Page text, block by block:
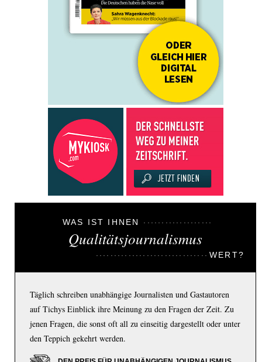
WAS IST IHNEN
Qualitätsjournalismus
WERT?
Täglich schreiben unabhängige Journalisten und Gastautoren
auf Tichys Einblick ihre Meinung zu den Fragen der Zeit. Zu
jenen Fragen, die sonst oft all zu einseitig dargestellt oder unter
den Teppich gekehrt werden.